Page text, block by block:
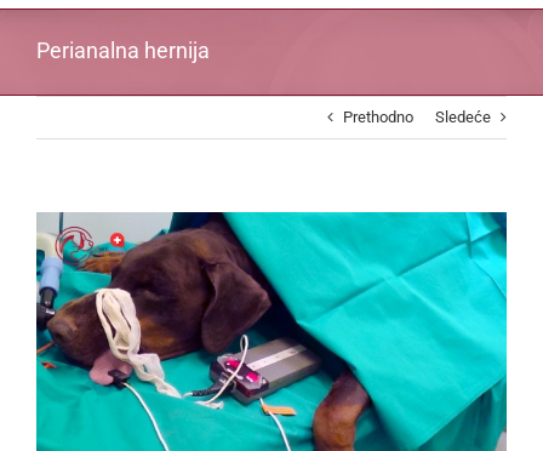
Perianalna hernija
Prethodno Sledeće
View
Larger
Image